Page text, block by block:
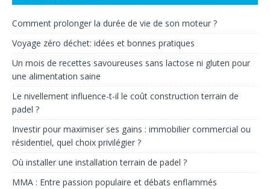
Comment prolonger la durée de vie de son moteur ?
Voyage zéro déchet: idées et bonnes pratiques
Un mois de recettes savoureuses sans lactose ni gluten pour
une alimentation saine
Le nivellement influence-t-il le coût construction terrain de
padel ?
Investir pour maximiser ses gains : immobilier commercial ou
résidentiel, quel choix privilégier ?
Où installer une installation terrain de padel ?
MMA : Entre passion populaire et débats enflammés